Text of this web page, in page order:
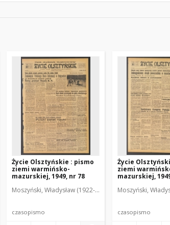
1971). Red. Osiecki, Andrzej. Red.
Red. Mroczkowski, Włodzimierz (1902-1971). Red.
Życie Olsztyńskie : pismo
ziemi warmińsko-
mazurskiej, 1949, nr 78
Moszyński, Władysław (1922-2001). Red. Mroczkowski,
czasopismo
Życie
ziemi
mazurskiej,
Moszyński,
czasopismo